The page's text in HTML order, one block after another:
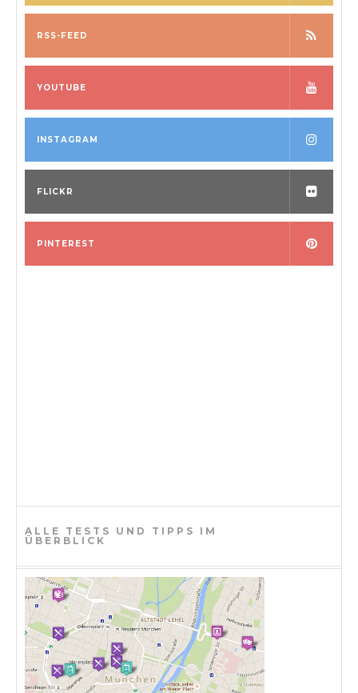
RSS-FEED
YOUTUBE
INSTAGRAM
FLICKR
PINTEREST
ALLE TESTS UND TIPPS IM
ÜBERBLICK